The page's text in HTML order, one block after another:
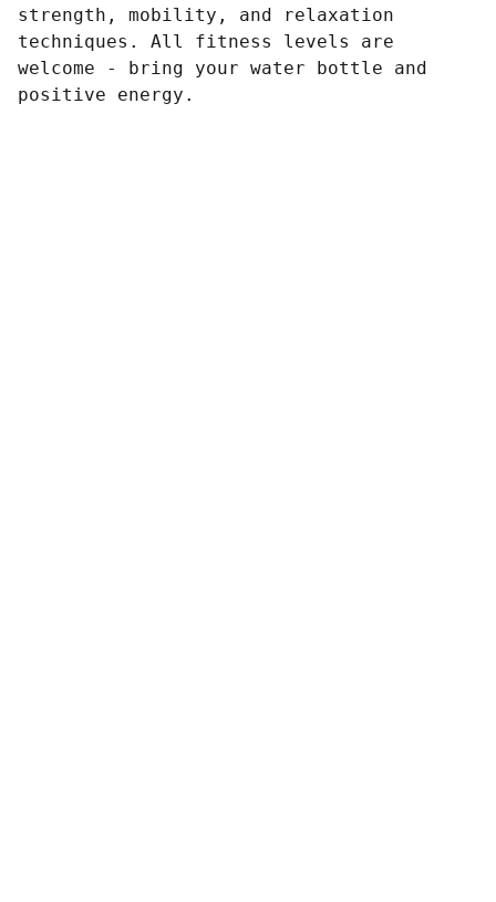
strength, mobility, and relaxation
techniques. All fitness levels are
welcome - bring your water bottle and
positive energy.